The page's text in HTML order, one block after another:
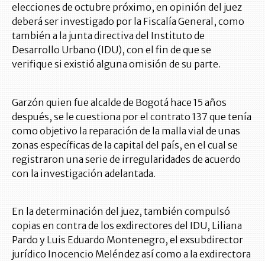
elecciones de octubre próximo, en opinión del juez
deberá ser investigado por la Fiscalía General, como
también a la junta directiva del Instituto de
Desarrollo Urbano (IDU), con el fin de que se
verifique si existió alguna omisión de su parte.
Garzón quien fue alcalde de Bogotá hace 15 años
después, se le cuestiona por el contrato 137 que tenía
como objetivo la reparación de la malla vial de unas
zonas específicas de la capital del país, en el cual se
registraron una serie de irregularidades de acuerdo
con la investigación adelantada.
En la determinación del juez, también compulsó
copias en contra de los exdirectores del IDU, Liliana
Pardo y Luis Eduardo Montenegro, el exsubdirector
jurídico Inocencio Meléndez así como a la exdirectora